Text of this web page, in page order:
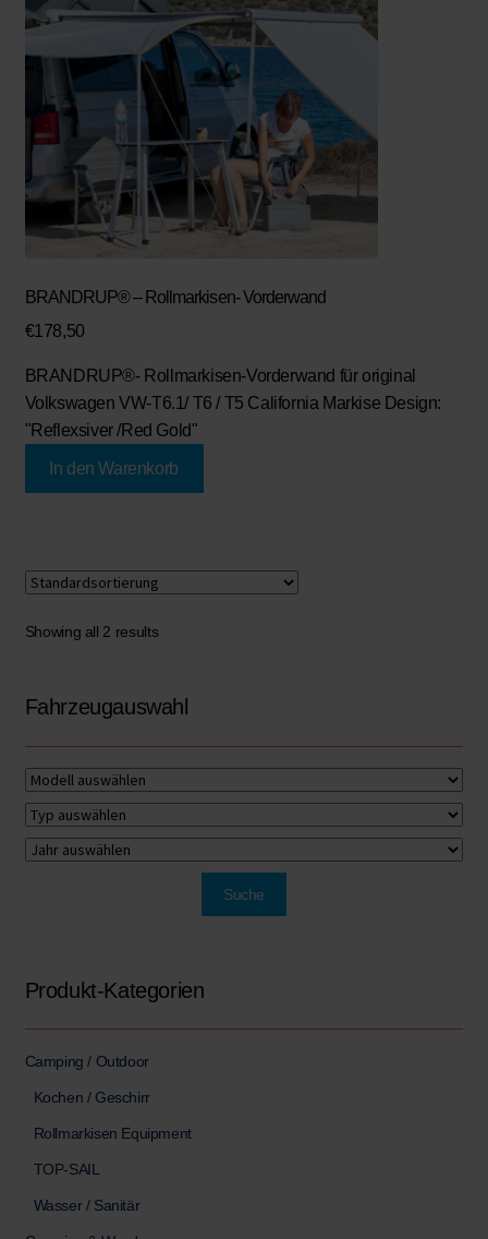
BRANDRUP® – Rollmarkisen- Vorderwand
€178,50
BRANDRUP®- Rollmarkisen-Vorderwand für original
Volkswagen VW-T6.1/ T6 / T5 California Markise Design:
"Reflexsiver /Red Gold"
In den Warenkorb
Showing all 2 results
Fahrzeugauswahl
Produkt-Kategorien
Camping / Outdoor
Kochen / Geschirr
Rollmarkisen Equipment
TOP-SAIL
Wasser / Sanitär